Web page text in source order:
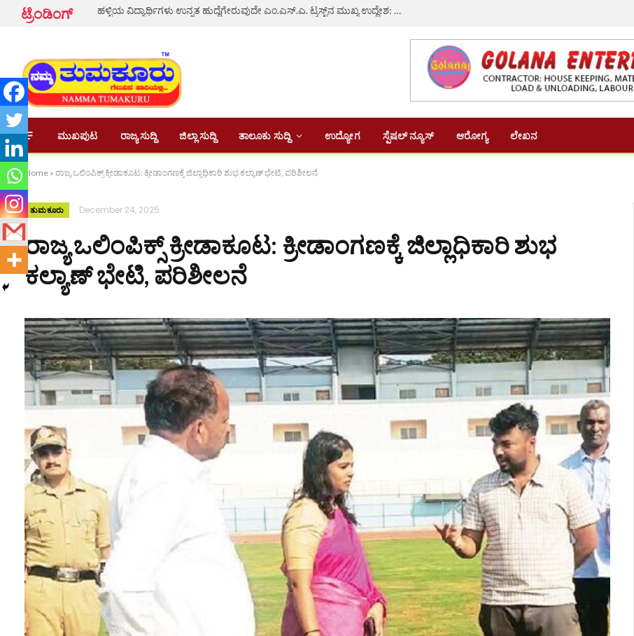
ಟ್ರೆಂಡಿಂಗ್ ಹಳ್ಳಿಯ ವಿದ್ಯಾರ್ಥಿಗಳು ಉನ್ನತ ಹುದ್ದೆಗೇರುವುದೇ ಎಂ.ಎಸ್.ಎ. ಟ್ರಸ್ಟ್‌ನ ಮುಖ್ಯ ಉದ್ದೇಶ: ಶಿವರಾಮ ಶೆಟ್ಟಿ
ಮುಖಪುಟ ರಾಜ್ಯ ಸುದ್ದಿ ಜಿಲ್ಲಾ ಸುದ್ದಿ ತಾಲೂಕು ಸುದ್ದಿ ಉದ್ಯೋಗ ಸ್ಪೆಷಲ್ ನ್ಯೂಸ್ ಆರೋಗ್ಯ ಲೇಖನ
Home » ರಾಜ್ಯ ಒಲಿಂಪಿಕ್ಸ್ ಕ್ರೀಡಾಕೂಟ: ಕ್ರೀಡಾಂಗಣಕ್ಕೆ ಜಿಲ್ಲಾಧಿಕಾರಿ ಶುಭ ಕಲ್ಯಾಣ್ ಭೇಟಿ, ಪರಿಶೀಲನೆ
ತುಮಕೂರು December 24, 2025
ರಾಜ್ಯ ಒಲಿಂಪಿಕ್ಸ್ ಕ್ರೀಡಾಕೂಟ: ಕ್ರೀಡಾಂಗಣಕ್ಕೆ ಜಿಲ್ಲಾಧಿಕಾರಿ ಶುಭ
ಕಲ್ಯಾಣ್ ಭೇಟಿ, ಪರಿಶೀಲನೆ